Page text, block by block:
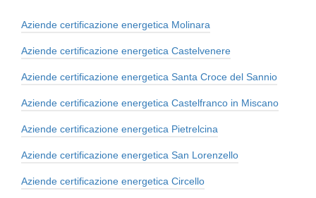
Aziende certificazione energetica Molinara
Aziende certificazione energetica Castelvenere
Aziende certificazione energetica Santa Croce del Sannio
Aziende certificazione energetica Castelfranco in Miscano
Aziende certificazione energetica Pietrelcina
Aziende certificazione energetica San Lorenzello
Aziende certificazione energetica Circello